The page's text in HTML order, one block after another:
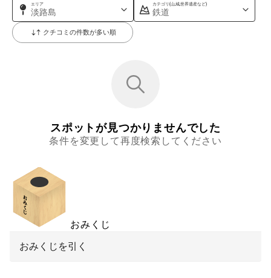
エリア
淡路島
カテゴリ(山,城,世界遺産など)
鉄道
クチコミの件数が多い順
スポットが見つかりませんでした
条件を変更して再度検索してください
おみくじ
おみくじを引く